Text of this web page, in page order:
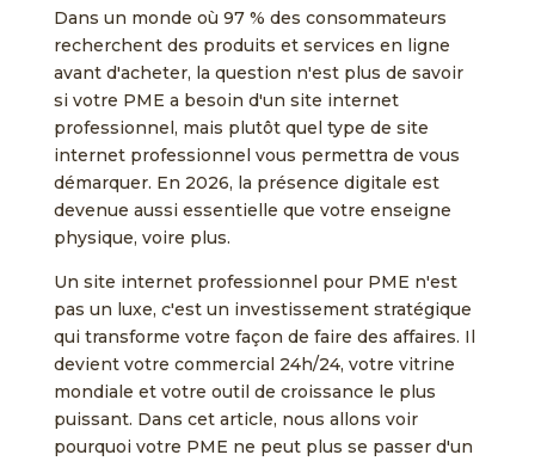
Dans un monde où 97 % des consommateurs
recherchent des produits et services en ligne
avant d'acheter, la question n'est plus de savoir
si votre PME a besoin d'un site internet
professionnel, mais plutôt quel type de site
internet professionnel vous permettra de vous
démarquer. En 2026, la présence digitale est
devenue aussi essentielle que votre enseigne
physique, voire plus.
Un site internet professionnel pour PME n'est
pas un luxe, c'est un investissement stratégique
qui transforme votre façon de faire des affaires. Il
devient votre commercial 24h/24, votre vitrine
mondiale et votre outil de croissance le plus
puissant. Dans cet article, nous allons voir
pourquoi votre PME ne peut plus se passer d'un